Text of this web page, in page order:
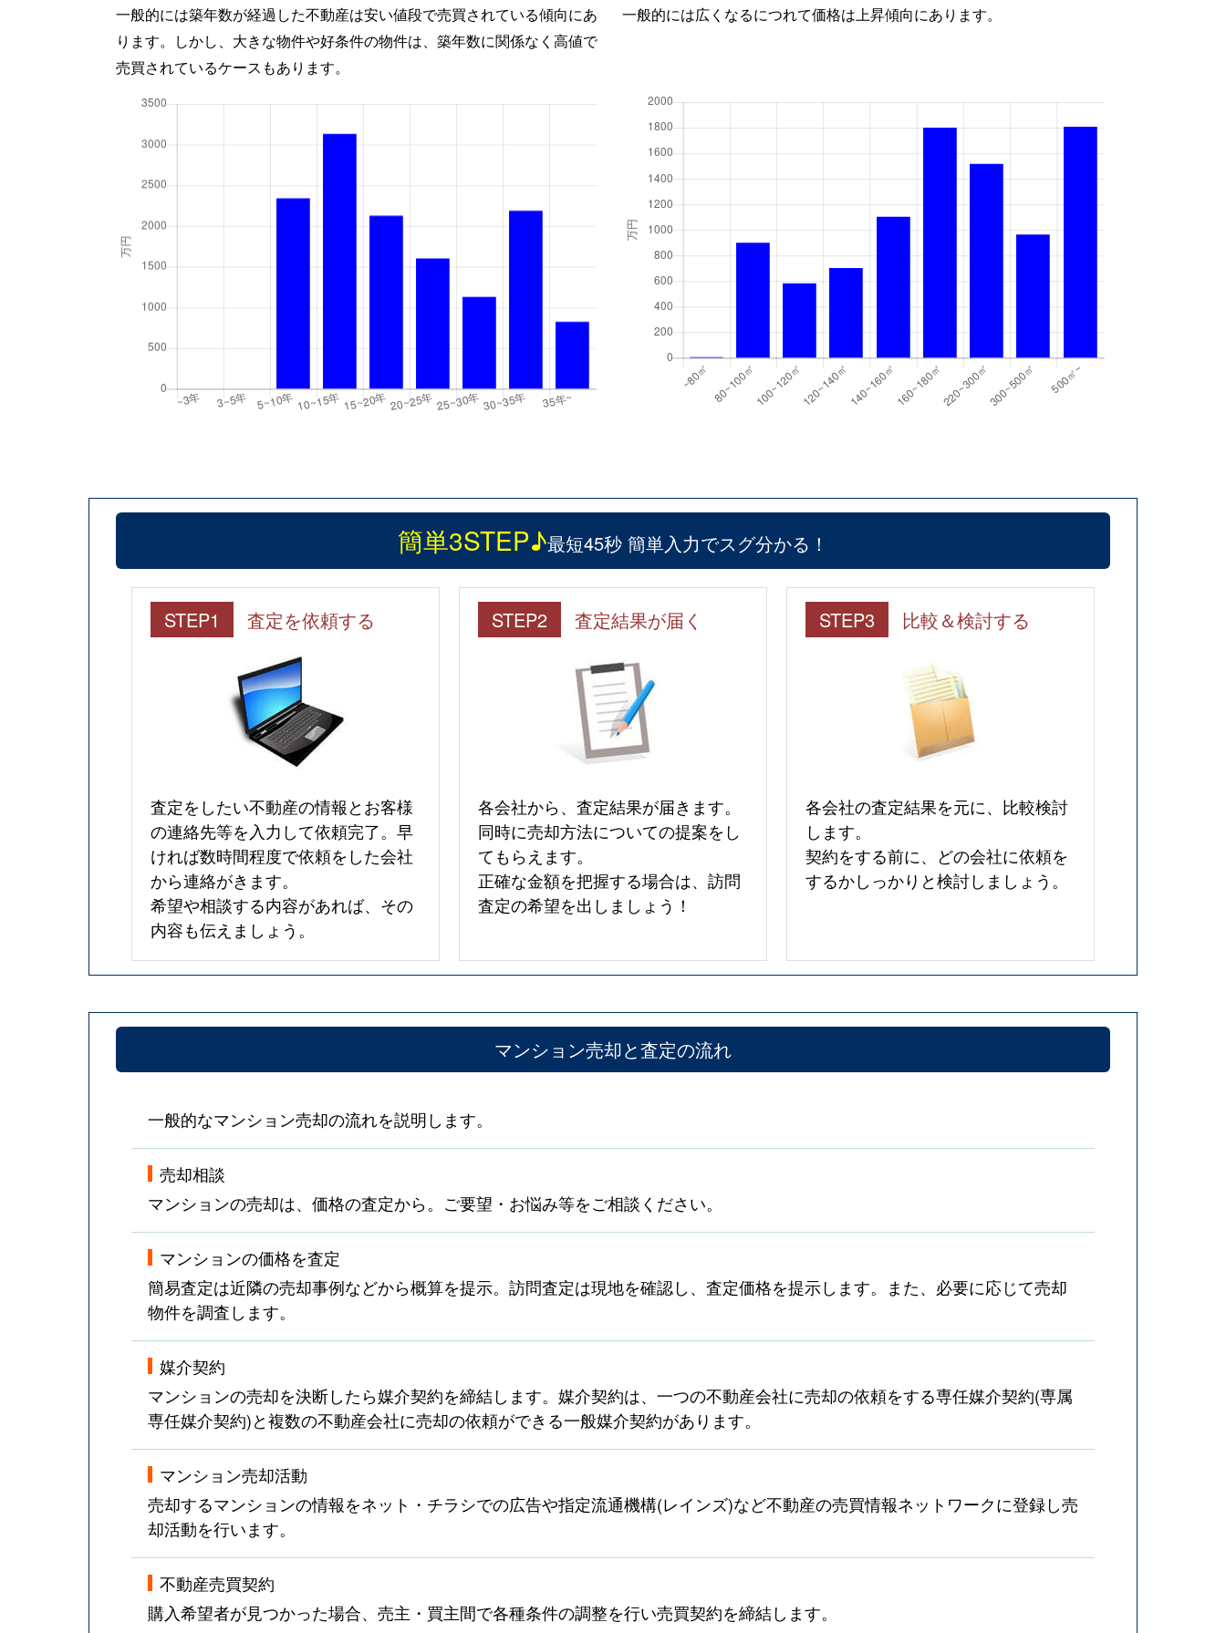
一般的には築年数が経過した不動産は安い値段で売買されている傾向にあ
ります。しかし、大きな物件や好条件の物件は、築年数に関係なく高値で
売買されているケースもあります。
一般的には広くなるにつれて価格は上昇傾向にあります。
簡単3STEP♪最短45秒 簡単入力でスグ分かる！
STEP1 査定を依頼する
査定をしたい不動産の情報とお客様
の連絡先等を入力して依頼完了。早
ければ数時間程度で依頼をした会社
から連絡がきます。
希望や相談する内容があれば、その
内容も伝えましょう。
STEP2 査定結果が届く
各会社から、査定結果が届きます。
同時に売却方法についての提案をし
てもらえます。
正確な金額を把握する場合は、訪問
査定の希望を出しましょう！
STEP3 比較＆検討する
各会社の査定結果を元に、比較検討
します。
契約をする前に、どの会社に依頼を
するかしっかりと検討しましょう。
マンション売却と査定の流れ
一般的なマンション売却の流れを説明します。
売却相談
マンションの売却は、価格の査定から。ご要望・お悩み等をご相談ください。
マンションの価格を査定
簡易査定は近隣の売却事例などから概算を提示。訪問査定は現地を確認し、査定価格を提示します。また、必要に応じて売却
物件を調査します。
媒介契約
マンションの売却を決断したら媒介契約を締結します。媒介契約は、一つの不動産会社に売却の依頼をする専任媒介契約(専属
専任媒介契約)と複数の不動産会社に売却の依頼ができる一般媒介契約があります。
マンション売却活動
売却するマンションの情報をネット・チラシでの広告や指定流通機構(レインズ)など不動産の売買情報ネットワークに登録し売
却活動を行います。
不動産売買契約
購入希望者が見つかった場合、売主・買主間で各種条件の調整を行い売買契約を締結します。